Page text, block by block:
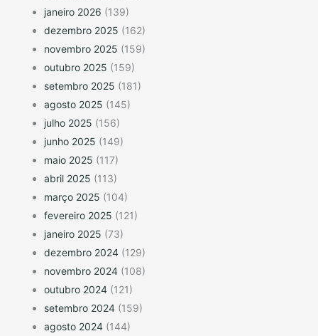
janeiro 2026 (139)
dezembro 2025 (162)
novembro 2025 (159)
outubro 2025 (159)
setembro 2025 (181)
agosto 2025 (145)
julho 2025 (156)
junho 2025 (149)
maio 2025 (117)
abril 2025 (113)
março 2025 (104)
fevereiro 2025 (121)
janeiro 2025 (73)
dezembro 2024 (129)
novembro 2024 (108)
outubro 2024 (121)
setembro 2024 (159)
agosto 2024 (144)